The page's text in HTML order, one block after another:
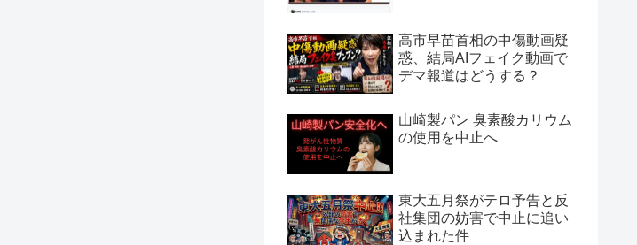
高市早苗首相の中傷動画疑
惑、結局AIフェイク動画で
デマ報道はどうする？
山崎製パン 臭素酸カリウム
の使用を中止へ
東大五月祭がテロ予告と反
社集団の妨害で中止に追い
込まれた件